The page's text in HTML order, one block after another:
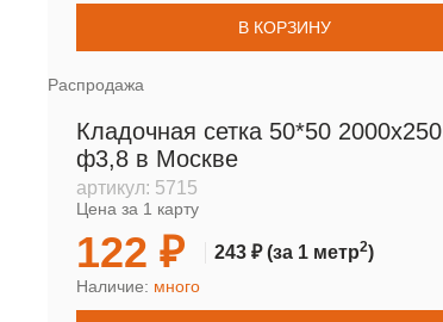
В КОРЗИНУ
Распродажа
Кладочная сетка 50*50 2000х250
ф3,8 в Москве
артикул: 5715
Цена за 1 карту
122 ₽ 243 ₽(за 1 метр2)
Наличие: много